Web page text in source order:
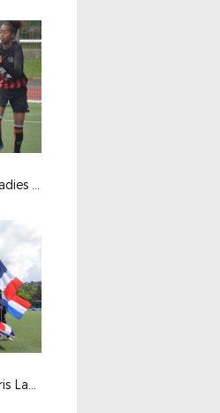
Les meilleures actions de la Paris Ladies Cup en action.
La cérémonie d'ouverture de la Paris Ladies Cup